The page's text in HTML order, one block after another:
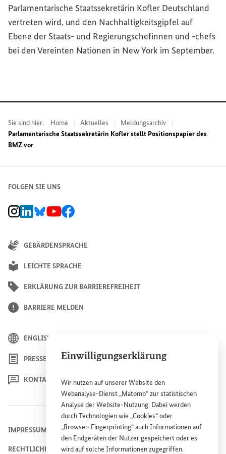
Einwilligungserklärung
Wir nutzen auf unsererWebsite den
Webanalyse-Dienst „Matomo“ zur statistischen
Analyse derWebsite-Nutzung. Dabei werden
durch Technologien wie „Cookies“ oder
„Browser-Fingerprinting“ auch Informationen auf
den Endgeräten der Nutzer gespeichert oder es
wird auf solche Informationen zugegriffen.
Parlamentarische Staatssekretärin Kofler Deutschland
vertreten wird, und den Nachhaltigkeitsgipfel auf
Ebene der Staats- und Regierungschefinnen und -chefs
bei den Vereinten Nationen in New York im September.
Sie sind hier: Home Aktuelles
Meldungsarchiv
Parlamentarische Staatssekretärin Kofler stellt Positionspapier des
BMZ vor
FOLGEN SIE UNS
BMZ Instagram-Kanal, Externer Link
BMZ LinkedIn Unternehmensseite, Externer Link
BMZ Bluesky-Seite, Externer Link
BMZ Youtube-Kanal, Externer Link
BMZ Facebook-Seite, Externer Link
GEBÄRDENSPRACHE
LEICHTE SPRACHE
ERKLÄRUNG ZUR BARRIEREFREIHEIT
BARRIERE MELDEN
ENGLISH
PRESSE
KONTAKT
IMPRESSUM
RECHTLICHE HINWEISE